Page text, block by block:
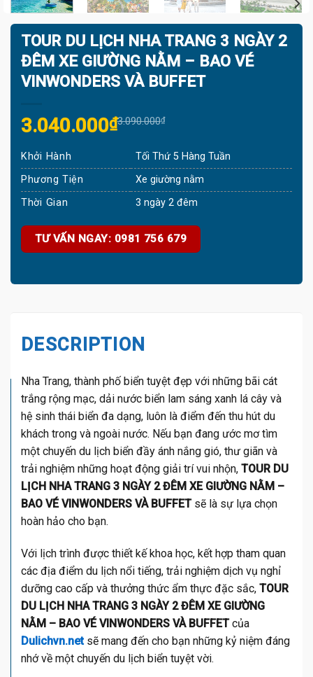
TOUR DU LỊCH NHA TRANG 3 NGÀY 2
ĐÊM XE GIƯỜNG NẰM – BAO VÉ
VINWONDERS VÀ BUFFET
3.090.000₫
Original
was:
3.090.000₫.
3.040.000₫
Current
is:
3.040.000₫.
Khởi Hành
Tối Thứ 5 Hàng Tuần
Phương Tiện
Xe giường nằm
Thời Gian
3 ngày 2 đêm
TƯ VẤN NGAY: 0981 756 679
DESCRIPTION
Nha Trang, thành phố biển tuyệt đẹp với những bãi cát
trắng rộng mạc, dải nước biển lam sáng xanh lá cây và
hệ sinh thái biển đa dạng, luôn là điểm đến thu hút du
khách trong và ngoài nước. Nếu bạn đang ước mơ tìm
một chuyến du lịch biển đầy ánh nắng gió, thư giãn và
trải nghiệm những hoạt động giải trí vui nhộn, TOUR DU
LỊCH NHA TRANG 3 NGÀY 2 ĐÊM XE GIƯỜNG NẰM –
BAO VÉ VINWONDERS VÀ BUFFETsẽ là sự lựa chọn
hoàn hảo cho bạn.
Với lịch trình được thiết kế khoa học, kết hợp tham quan
các địa điểm du lịch nổi tiếng, trải nghiệm dịch vụ nghỉ
dưỡng cao cấp và thưởng thức ẩm thực đặc sắc, TOUR
DU LỊCH NHA TRANG 3 NGÀY 2 ĐÊM XE GIƯỜNG
NẰM – BAO VÉ VINWONDERS VÀ BUFFETcủa
Dulichvn.netsẽ mang đến cho bạn những kỷ niệm đáng
nhớ về một chuyến du lịch biển tuyệt vời.